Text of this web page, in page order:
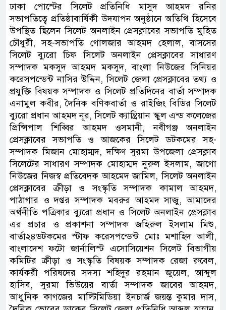
ঢাকা পোস্টের সিলেট প্রতিনিধি মাসুদ আহমদ রনির
সভাপতিত্বে প্রতিষ্ঠাবার্ষিকী উদযাপন অনুষ্ঠানে অতিথি হিসেবে
উপস্থিত ছিলেন সিলেট অনলাইন প্রেসক্লাবের সভাপতি মুহিত
চৌধুরী, সহ-সভাপতি গোলজার আহমদ হেলাল, বাসসের
সিলেট ব্যুরো চিফ সিলেট অনলাইন প্রেসক্লাবের সাধারণ
সম্পাদক মকসুদ আহমদ মকসুদ, বাংলা নিউজের সিনিয়র
করেসপন্ডেন্ট নাসির উদ্দিন, সিলেট জেলা প্রেসক্লাবের তথ্য ও
প্রযুক্তি বিষয়ক সম্পাদক ও সিলেট প্রতিদিনের বার্তা সম্পাদক
এনামুল কবীর, দৈনিক বণিকবার্তা ও রাইজিং বিডির সিলেট
ব্যুরো প্রধান আহমদ নূর, সিলেট ক্যাম্ব্রিয়ান স্কুল এন্ড কলেজের
প্রিন্সিপাল শিব্বির আহমদ ওসমানী, নবীগঞ্জ অনলাইন
প্রেসক্লাবের সভাপতি ও আজকের সিলেট ডটকমের সহ-
সম্পাদক মিজান মোহাম্মদ, দক্ষিণ সুরমা উপজেলা প্রেসক্লাব
সিলেটের সাধারণ সম্পাদক মোহাম্মদ নুরুল ইসলাম, জাগো
নিউজের নিজস্ব প্রতিবেদক আহমেদ জামিল, সিলেট অনলাইন
প্রেসক্লাবের ক্রীড়া ও সংস্কৃতি সম্পাদক কামাল আহমদ,
পাঠাগার ও দপ্তর সম্পাদক মবরুর আহমদ সাজু, আমাদের
অর্থনীতি পত্রিকার ব্যুরো প্রধান ও সিলেট অনলাইন প্রেসক্লাব
এর প্রচার ও প্রকাশনা সম্পাদক জহিরুল ইসলাম মিশু,
বার্তা২৪ডটকমের স্টাফ করেসপন্ডেন্ট মোঃ মশাহিদ আলী,
বাংলাদেশ ফটো জার্নালিস্ট এসোসিয়েশন সিলেট বিভাগীয়
কমিটির ক্রীড়া ও সংস্কৃতি বিষয়ক সম্পাদক রেজা রুবেল,
কার্যকরী পরিষদের সদস্য শহিদুর রহমান জুয়েল, আব্দুল
হাসিব, সুরমা ভিউয়ের বার্তা সম্পাদক জাবের আহমদ,
আধুুনিক কাগজের মাল্টিমিডিয়া ইনচার্জ জয়ন্ত কুমার দাস,